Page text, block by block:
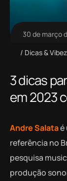
30 de março
Dicas & Vibez
3 dicas
em 2023
Andre Salataé
referência no
pesquisa
produção